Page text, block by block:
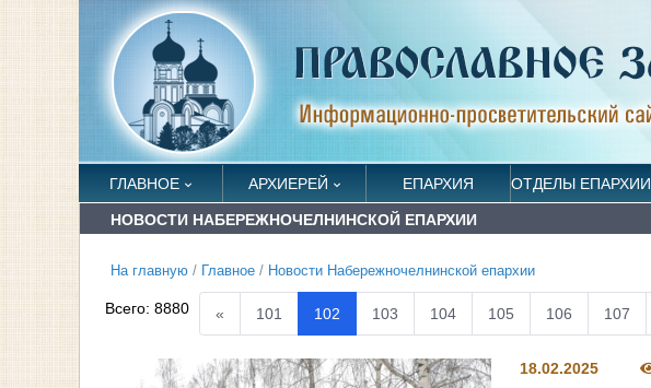
ГЛАВНОЕ АРХИЕРЕЙ ЕПАРХИЯ ОТДЕЛЫ ЕПАРХИИ
НОВОСТИ НАБЕРЕЖНОЧЕЛНИНСКОЙ ЕПАРХИИ
На главную / Главное / Новости Набережночелнинской епархии
Всего:8880 « 101 102 103 104 105 106 107
18.02.2025